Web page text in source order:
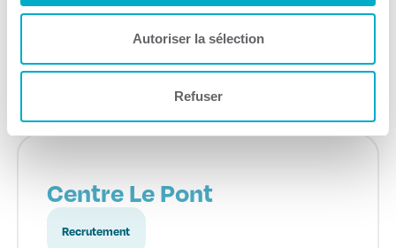
Autoriser la sélection
Refuser
Consulter le site Web
Centre Le Pont
Recrutement